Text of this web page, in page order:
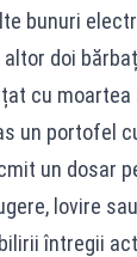
bunuri
doi
cu
un portofel
un dosar
lovire
întregii